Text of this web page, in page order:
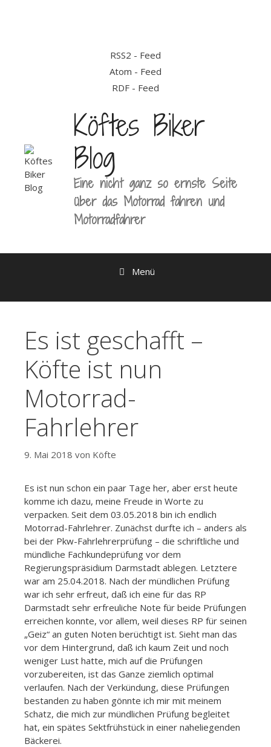
RSS2 - Feed
Atom - Feed
RDF - Feed
Köftes Biker
Blog
Eine nicht ganz so ernste Seite
über das Motorrad fahren und
Motorradfahrer
Menü
Es ist geschafft –
Köfte ist nun
Motorrad-
Fahrlehrer
9. Mai 2018 von Köfte
Es ist nun schon ein paar Tage her, aber erst heute
komme ich dazu, meine Freude in Worte zu
verpacken. Seit dem 03.05.2018 bin ich endlich
Motorrad-Fahrlehrer. Zunächst durfte ich – anders als
bei der Pkw-Fahrlehrerprüfung – die schriftliche und
mündliche Fachkundeprüfung vor dem
Regierungspräsidium Darmstadt ablegen. Letztere
war am 25.04.2018. Nach der mündlichen Prüfung
war ich sehr erfreut, daß ich eine für das RP
Darmstadt sehr erfreuliche Note für beide Prüfungen
erreichen konnte, vor allem, weil dieses RP für seinen
„Geiz“ an guten Noten berüchtigt ist. Sieht man das
vor dem Hintergrund, daß ich kaum Zeit und noch
weniger Lust hatte, mich auf die Prüfungen
vorzubereiten, ist das Ganze ziemlich optimal
verlaufen. Nach der Verkündung, diese Prüfungen
bestanden zu haben gönnte ich mir mit meinem
Schatz, die mich zur mündlichen Prüfung begleitet
hat, ein spätes Sektfrühstück in einer naheliegenden
Bäckerei.